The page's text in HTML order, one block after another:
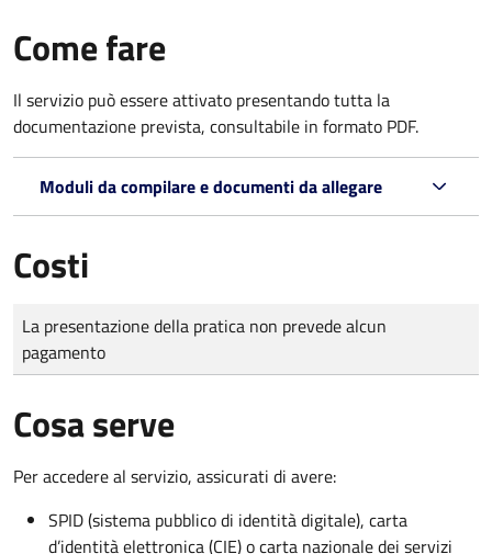
Come fare
Il servizio può essere attivato presentando tutta la
documentazione prevista, consultabile in formato PDF.
Moduli da compilare e documenti da allegare
Costi
Tipo di pagamento
Importo
La presentazione della pratica non prevede alcun
pagamento
Cosa serve
Per accedere al servizio, assicurati di avere:
SPID (sistema pubblico di identità digitale), carta
d’identità elettronica (CIE) o carta nazionale dei servizi